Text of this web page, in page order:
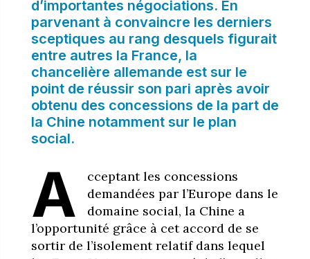
d’importantes négociations. En
parvenant à convaincre les derniers
sceptiques au rang desquels figurait
entre autres la France, la
chancelière allemande est sur le
point de réussir son pari après avoir
obtenu des concessions de la part de
la Chine notamment sur le plan
social.
A
cceptant les concessions
demandées par l’Europe dans le
domaine social, la Chine a
l’opportunité grâce à cet accord de se
sortir de l’isolement relatif dans lequel